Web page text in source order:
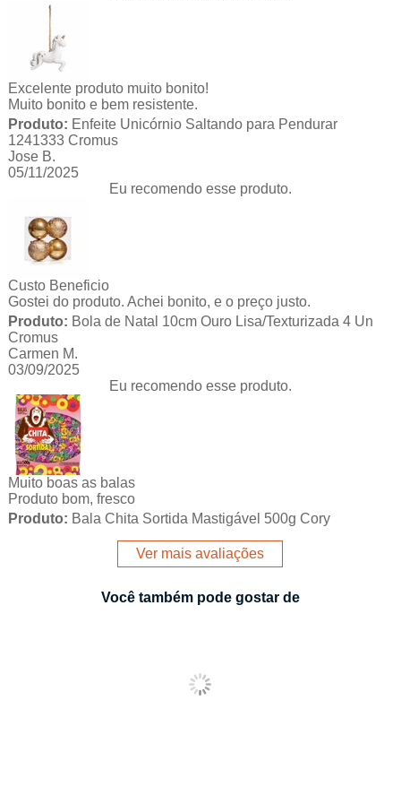
Excelente produto muito bonito!
Muito bonito e bem resistente.
Produto: Enfeite Unicórnio Saltando para Pendurar
1241333 Cromus
Jose B.
05/11/2025
Eu recomendo esse produto.
Custo Beneficio
Gostei do produto. Achei bonito, e o preço justo.
Produto: Bola de Natal 10cm Ouro Lisa/Texturizada 4 Un
Cromus
Carmen M.
03/09/2025
Eu recomendo esse produto.
Muito boas as balas
Produto bom, fresco
Produto: Bala Chita Sortida Mastigável 500g Cory
Ver mais avaliações
Você também pode gostar de